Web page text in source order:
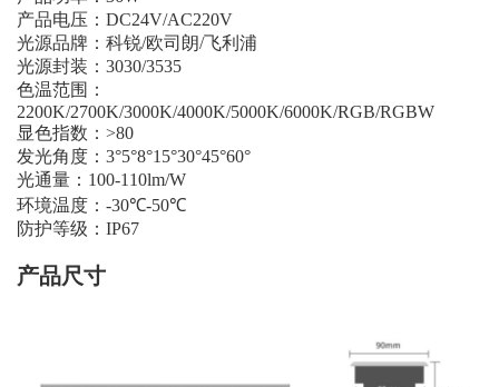
产品电压： DC24V/AC220V
光源品牌：科锐/欧司朗/飞利浦
光源封装： 3030/3535
色温范围：
2200K/2700K/3000K/4000K/5000K/6000K/RGB/RGBW
显色指数： >80
发光角度： 3°5°8°15°30°45°60°
光通量： 100-110lm/W
环境温度： -30℃-50℃
防护等级： IP67
产品尺寸